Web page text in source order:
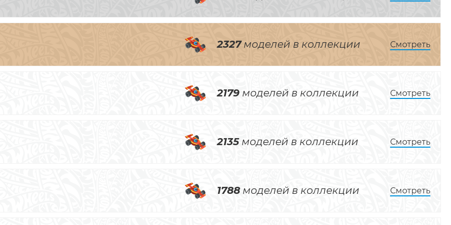
2327моделей в коллекции Смотреть
2179 моделей в коллекции Смотреть
2135моделей в коллекции Смотреть
1788 моделей в коллекции Смотреть